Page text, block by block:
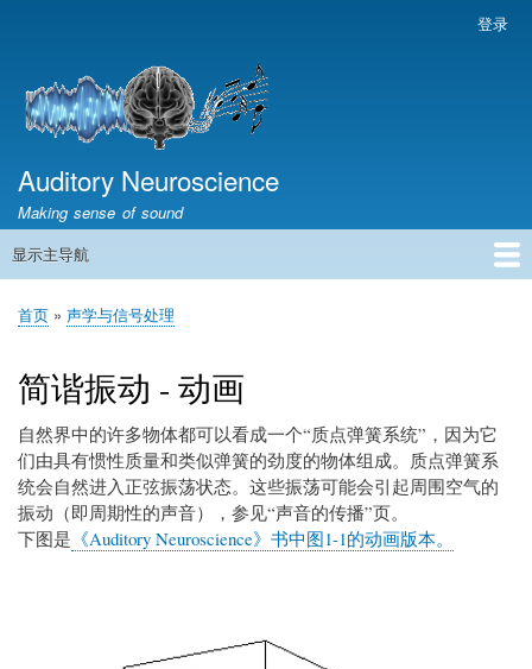
主
登录
Auditory Neuroscience
Making sense of sound
主
航
显示主导航
首页
声学与信号处理
The Ear
Pitch
Vocalizations and speech
Spatial Hearing
Scene Analysis
Development, Learning & Plasticity
Prosthetics
The Book
面
屑
首页 声学与信号处理
简谐振动 - 动画
自然界中的许多物体都可以看成一个“质点弹簧系统”，因为它
们由具有惯性质量和类似弹簧的劲度的物体组成。质点弹簧系
统会自然进入正弦振荡状态。这些振荡可能会引起周围空气的
振动（即周期性的声音），参见“声音的传播”页。
下图是 《Auditory Neuroscience》书中图1-1的动画版本。